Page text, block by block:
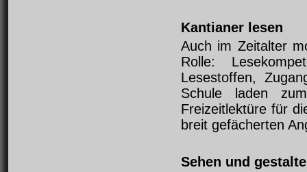
Kantianer lesen
Auch im Zeitalter
Rolle:
Lesestoffen,
Schule laden
Freizeitlektüre für
breit gefächerten
Sehen und